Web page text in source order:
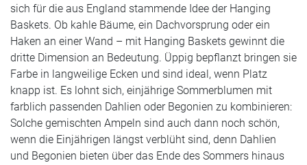
sich für die aus England stammende Idee der Hanging
Baskets. Ob kahle Bäume, ein Dachvorsprung oder ein
Haken an einer Wand – mit Hanging Baskets gewinnt die
dritte Dimension an Bedeutung. Üppig bepflanzt bringen sie
Farbe in langweilige Ecken und sind ideal, wenn Platz
knapp ist. Es lohnt sich, einjährige Sommerblumen mit
farblich passenden Dahlien oder Begonien zu kombinieren:
Solche gemischten Ampeln sind auch dann noch schön,
wenn die Einjährigen längst verblüht sind, denn Dahlien
und Begonien bieten über das Ende des Sommers hinaus